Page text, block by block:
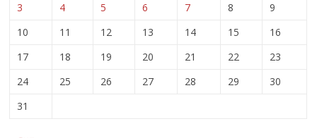
3
4 5 6 7 8
9
10
11 12 13 14 15
16
17
18 19 20 21 22
23
24
25 26 27 28 29
30
31